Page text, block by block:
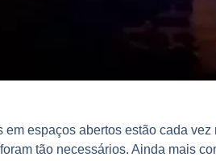
espaços abertos estão cada
tão necessários. Ainda mais